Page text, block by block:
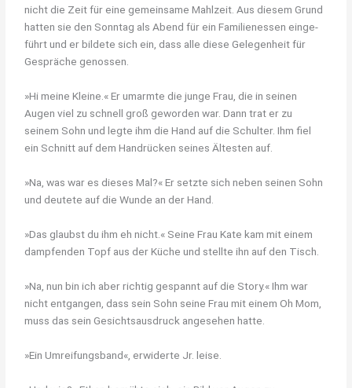
nicht die Zeit für eine gemeinsame Mahlzeit. Aus diesem Grund
hatten sie den Sonntag als Abend für ein Familienessen einge-
führt und er bildete sich ein, dass alle diese Gelegenheit für
Gespräche genossen.
»Hi meine Kleine.« Er umarmte die junge Frau, die in seinen
Augen viel zu schnell groß geworden war. Dann trat er zu
seinem Sohn und legte ihm die Hand auf die Schulter. Ihm fiel
ein Schnitt auf dem Handrücken seines Ältesten auf.
»Na, was war es dieses Mal?« Er setzte sich neben seinen Sohn
und deutete auf die Wunde an der Hand.
»Das glaubst du ihm eh nicht.« Seine Frau Kate kam mit einem
dampfenden Topf aus der Küche und stellte ihn auf den Tisch.
»Na, nun bin ich aber richtig gespannt auf die Story.« Ihm war
nicht entgangen, dass sein Sohn seine Frau mit einem Oh Mom,
muss das sein Gesichtsausdruck angesehen hatte.
»Ein Umreifungsband«, erwiderte Jr. leise.